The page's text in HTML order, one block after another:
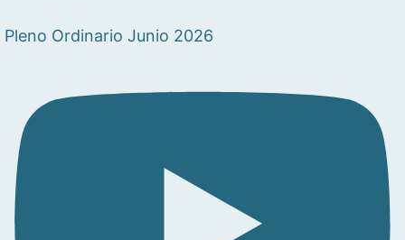
Pleno Ordinario Junio 2026